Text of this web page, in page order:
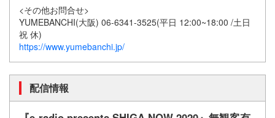
<その他お問合せ>
YUMEBANCHI(大阪) 06-6341-3525(平日 12:00~18:00 /土日
祝 休)
https://www.yumebanchi.jp/
配信情報